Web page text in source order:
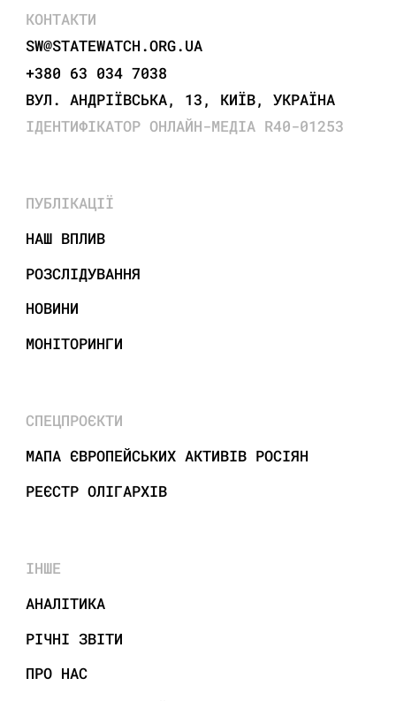
КОНТАКТИ
SW@STATEWATCH.ORG.UA
+380 63 034 7038
ВУЛ. АНДРІЇВСЬКА, 13, КИЇВ, УКРАЇНА
ІДЕНТИФІКАТОР ОНЛАЙН-МЕДІА R40-01253
ПУБЛІКАЦІЇ
НАШ ВПЛИВ
РОЗСЛІДУВАННЯ
НОВИНИ
МОНІТОРИНГИ
СПЕЦПРОЄКТИ
МАПА ЄВРОПЕЙСЬКИХ АКТИВІВ РОСІЯН
РЕЄСТР ОЛІГАРХІВ
ІНШЕ
АНАЛІТИКА
РІЧНІ ЗВІТИ
ПРО НАС